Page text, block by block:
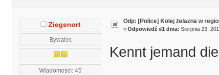
Ziegenort
Bywalec
Wiadomości: 45
Odp: [Police] Kolej żelazna w
« Odpowiedź #1 dnia: Sierpnia 23,
Kennt jemand